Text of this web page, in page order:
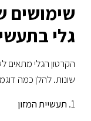
שימושים
גלי
הקרטון הגלי מתאים
שונות. להלן כמה
1. תעשיית המזון